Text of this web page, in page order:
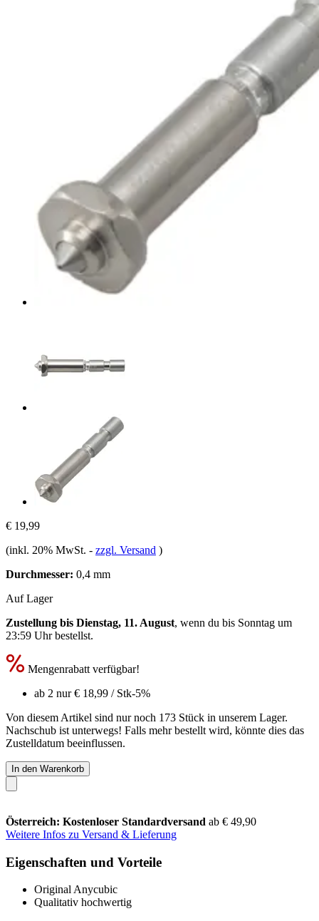
€ 19,99
(inkl. 20% MwSt. - zzgl. Versand )
Durchmesser: 0,4 mm
Auf Lager
Zustellung bis Dienstag, 11. August, wenn du bis Sonntag um
23:59 Uhrbestellst.
Mengenrabatt verfügbar!
ab 2 nur€ 18,99 / Stk-5%
Von diesem Artikel sind nur noch 173 Stück in unserem Lager.
Nachschub ist unterwegs! Falls mehr bestellt wird, könnte dies das
Zustelldatum beeinflussen.
In den Warenkorb
Österreich: Kostenloser Standardversand ab € 49,90
Weitere Infos zu Versand & Lieferung
Eigenschaften und Vorteile
Original Anycubic
Qualitativ hochwertig